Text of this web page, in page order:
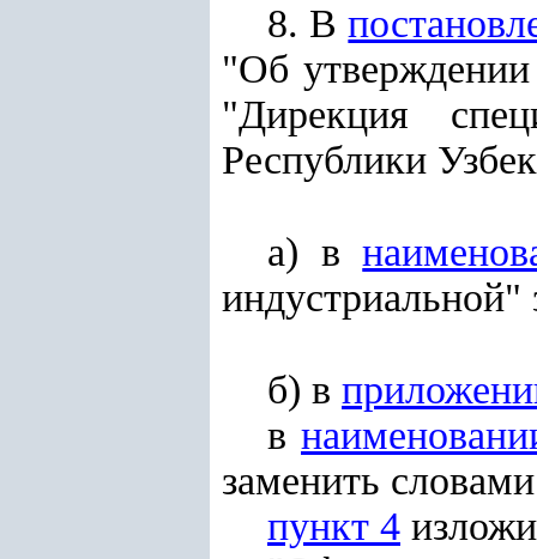
8. В
"Об
"Дирекция
Республики
а) в
индустриальной"
б) в
в
заменить
пункт 4